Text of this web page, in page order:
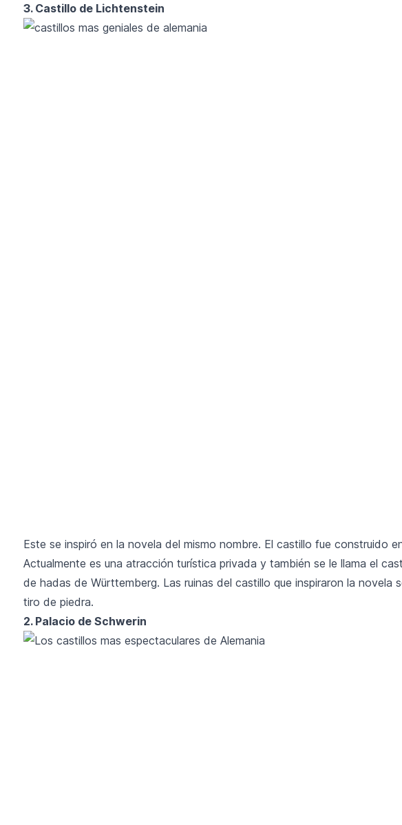
3. Castillo de Lichtenstein
Este se inspiró en la novela del mismo nombre. El castillo fue construido
Actualmente es una atracción turística privada y también se le llama el
de hadas de Württemberg. Las ruinas del castillo que inspiraron la novela
tiro de piedra.
2. Palacio de Schwerin